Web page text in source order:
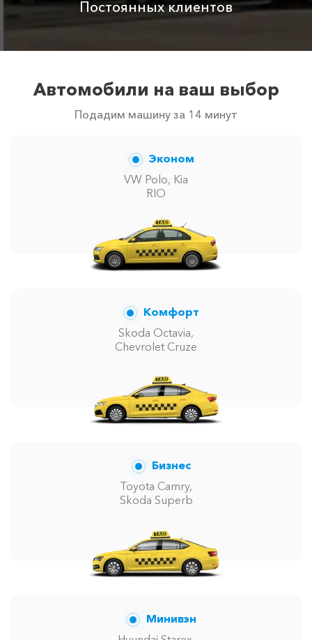
Постоянных клиентов
Автомобили на ваш выбор
Подадим машину за 14 минут
Эконом
VW Polo, Kia
RIO
Комфорт
Skoda Octavia,
Chevrolet Cruze
Бизнес
Toyota Camry,
Skoda Superb
Минивэн